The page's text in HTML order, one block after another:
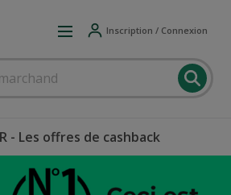
Inscription / Connexion
- Les offres de cashback